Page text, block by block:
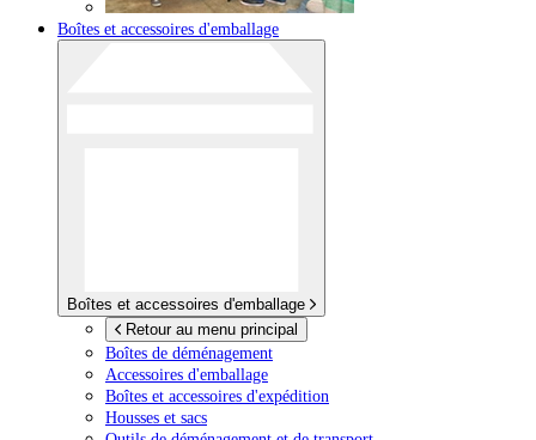
Boîtes et accessoires d'emballage
Boîtes et accessoires d'emballage
Retour au menu principal
Boîtes de déménagement
Accessoires d'emballage
Boîtes et accessoires d'expédition
Housses et sacs